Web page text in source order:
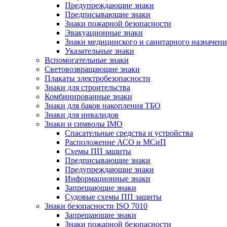
Предупреждающие знаки
Предписывающие знаки
Знаки пожарной безопасности
Эвакуационные знаки
Знаки медицинского и санитарного
Указательные знаки
Вспомогательные знаки
Световозвращающие знаки
Плакаты электробезопасности
Знаки для строительства
Комбинированные знаки
Знаки для баков накопления ТБО
Знаки для инвалидов
Знаки и символы IMO
Спасательные средства и устройства
Расположение АСО и МСиП
Схемы ПП защиты
Предписывающие знаки
Предупреждающие знаки
Информационные знаки
Запрещающие знаки
Судовые схемы ПП защиты
Знаки безопасности ISO 7010
Запрещающие знаки
Знаки пожарной безопасности